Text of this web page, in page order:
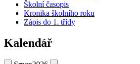
Školní časopis
Kronika školního roku
Zápis do 1. třídy
Kalendář